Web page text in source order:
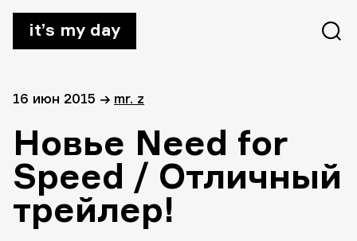
it’s my day
16 июн 2015 → mr. z
Новье Need for
Speed / Отличный
трейлер!